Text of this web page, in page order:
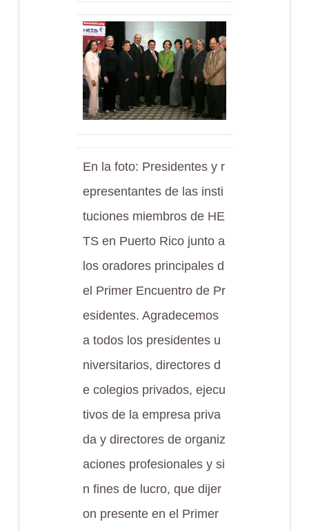
En la foto: Presidentes y r
epresentantes de las insti
tuciones miembros de HE
TS en Puerto Rico junto a
los oradores principales d
el Primer Encuentro de Pr
esidentes. Agradecemos
a todos los presidentes u
niversitarios, directores d
e colegios privados, ejecu
tivos de la empresa priva
da y directores de organiz
aciones profesionales y si
n fines de lucro, que dijer
on presente en el Primer